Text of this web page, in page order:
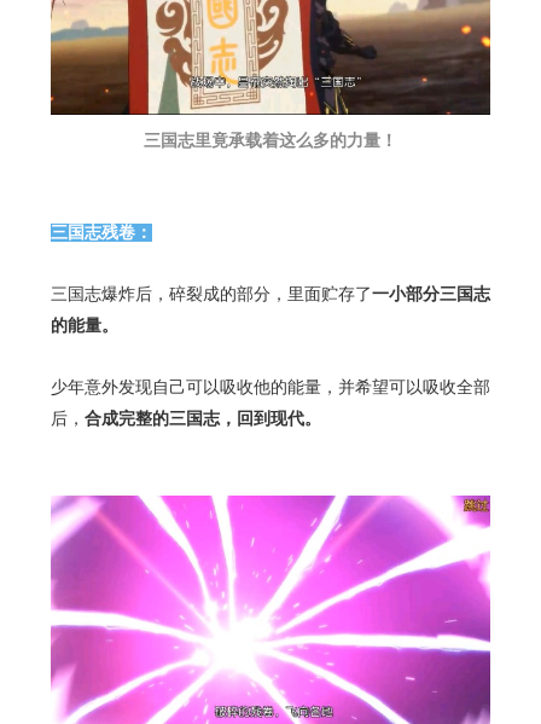
三国志里竟承载着这么多的力量！
三国志残卷：
三国志爆炸后，碎裂成的部分，里面贮存了一小部分三国志
的能量。
少年意外发现自己可以吸收他的能量，并希望可以吸收全部
后， 合成完整的三国志，回到现代。